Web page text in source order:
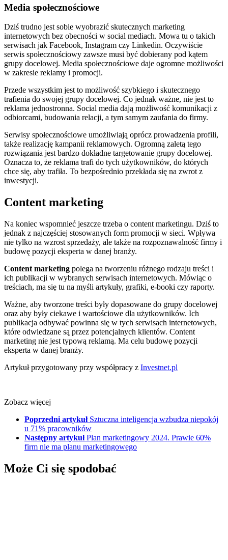
Media społecznościowe
Dziś trudno jest sobie wyobrazić skutecznych marketing
internetowych bez obecności w social mediach. Mowa tu o takich
serwisach jak Facebook, Instagram czy Linkedin. Oczywiście
serwis społecznościowy zawsze musi być dobierany pod kątem
grupy docelowej. Media społecznościowe daje ogromne możliwości
w zakresie reklamy i promocji.
Przede wszystkim jest to możliwość szybkiego i skutecznego
trafienia do swojej grupy docelowej. Co jednak ważne, nie jest to
reklama jednostronna. Social media dają możliwość komunikacji z
odbiorcami, budowania relacji, a tym samym zaufania do firmy.
Serwisy społecznościowe umożliwiają oprócz prowadzenia profili,
także realizację kampanii reklamowych. Ogromną zaletą tego
rozwiązania jest bardzo dokładne targetowanie grupy docelowej.
Oznacza to, że reklama trafi do tych użytkowników, do których
chce się, aby trafiła. To bezpośrednio przekłada się na zwrot z
inwestycji.
Content marketing
Na koniec wspomnieć jeszcze trzeba o content marketingu. Dziś to
jednak z najczęściej stosowanych form promocji w sieci. Wpływa
nie tylko na wzrost sprzedaży, ale także na rozpoznawalność firmy i
budowę pozycji eksperta w danej branży.
Content marketing polega na tworzeniu różnego rodzaju treści i
ich publikacji w wybranych serwisach internetowych. Mówiąc o
treściach, ma się tu na myśli artykuły, grafiki, e-booki czy raporty.
Ważne, aby tworzone treści były dopasowane do grupy docelowej
oraz aby były ciekawe i wartościowe dla użytkowników. Ich
publikacja odbywać powinna się w tych serwisach internetowych,
które odwiedzane są przez potencjalnych klientów. Content
marketing nie jest typową reklamą. Ma celu budowę pozycji
eksperta w danej branży.
Artykuł przygotowany przy współpracy z Investnet.pl
Zobacz więcej
Poprzedni artykuł Sztuczna inteligencja wzbudza niepokój
u 71% pracowników
Następny artykuł Plan marketingowy 2024. Prawie 60%
firm nie ma planu marketingowego
Może Ci się spodobać